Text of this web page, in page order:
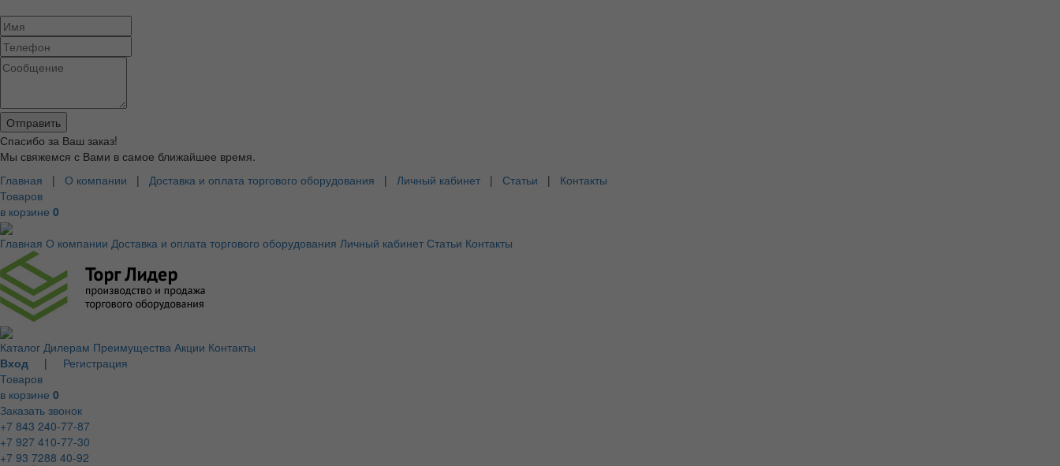
Спасибо за Ваш заказ!
Мы свяжемся с Вами в самое ближайшее время.
Главная | О компании | Доставка и оплата торгового оборудования | Личный кабинет | Статьи | Контакты
Товаров
в корзине 0
Главная О компании Доставка и оплата торгового оборудования Личный кабинет Статьи Контакты
Каталог Дилерам Преимущества Акции Контакты
Вход | Регистрация
Товаров
в корзине 0
Заказать звонок
+7 843 240-77-87
+7 927 410-77-30
+7 93 7288 40-92